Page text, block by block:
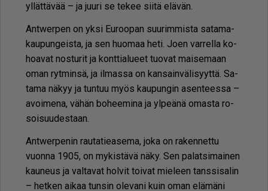
yl­lät­tä­vää – ja juu­ri se te­kee sii­tä elä­vän.
Ant­wer­pen on yk­si Eu­roo­pan suu­rim­mis­ta sa­ta­ma­
kau­pun­geis­ta, ja sen huo­maa heti. Joen var­rel­la ko­
ho­a­vat nos­tu­rit ja kont­ti­a­lu­eet tuo­vat mai­se­maan
oman ryt­min­sä, ja il­mas­sa on kan­sain­vä­li­syyt­tä. Sa­
ta­ma nä­kyy ja tun­tuu myös kau­pun­gin asen­tees­sa –
avoi­me­na, vä­hän bo­hee­mi­na ja yl­pe­ä­nä omas­ta ro­
soi­suu­des­taan.
Ant­wer­pe­nin rau­ta­tie­a­se­ma, joka on ra­ken­net­tu
vuon­na 1905, on my­kis­tä­vä näky. Sen pa­lat­si­mai­nen
kau­neus ja val­ta­vat hol­vit toi­vat mie­leen tans­si­sa­lin
– het­ken ai­kaa tun­sin ole­va­ni kuin oman elä­mä­ni